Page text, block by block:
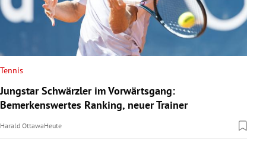
Tennis
Jungstar Schwärzler im Vorwärtsgang:
Bemerkenswertes Ranking, neuer Trainer
Harald OttawaHeute